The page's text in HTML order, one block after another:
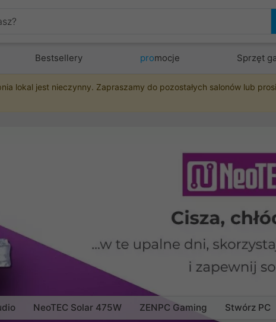
Bestsellery promocje Sprzęt
lokal jest nieczynny. Zapraszamy do pozostałych salonów lub
NeoTEC Solar 475W ZENPC Gaming Stwórz PC